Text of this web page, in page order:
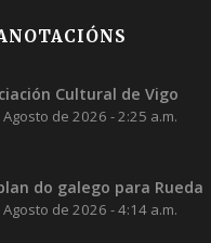
Cultural de Vigo
Agosto de 2026 - 2:25 a.m.
do galego para Rueda
de 2026 - 4:14 a.m.